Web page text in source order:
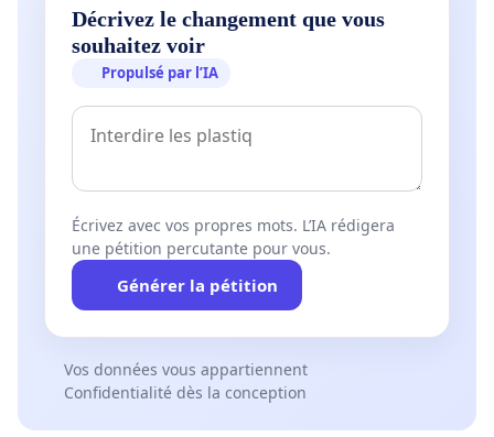
Décrivez le changement que vous
souhaitez voir
Propulsé par l’IA
Écrivez avec vos propres mots. L’IA rédigera
une pétition percutante pour vous.
Générer la pétition
Vos données vous appartiennent
Confidentialité dès la conception